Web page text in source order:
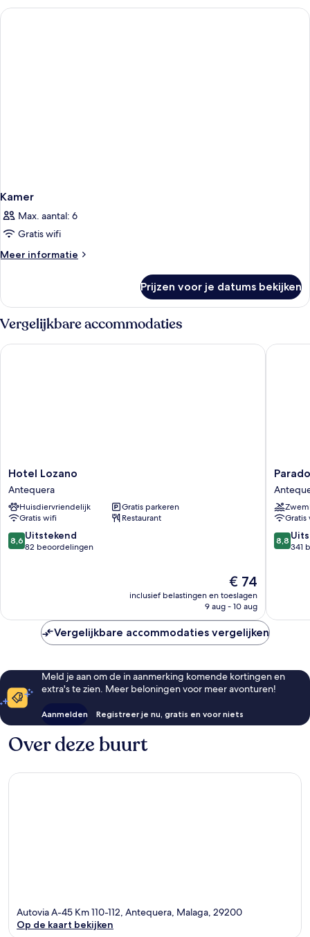
Kamer
Max. aantal: 6
Gratis wifi
Meer informatie
Meer
Prijzen voor je datums bekijken
Vergelijkbare accommodaties
Hotel
Lozano
Antequera
Hotel Lozano
Antequera
Huisdiervriendelijk
Gratis parkeren
Gratis wifi
Restaurant
8.6
van
8,6 Uitstekend
82 beoordelingen
De
prijs
is
€ 74
inclusief belastingen en toeslagen
9 aug - 10 aug
Hotel Lozano
Parador
de
Gratis
8.8
van
8,8
341
Parador
Vergelijkbare accommodaties vergelijken
Meld je aan om de in aanmerking komende kortingen en
extra's te zien. Meer beloningen voor meer avonturen!
Aanmelden Registreer je nu, gratis en voor niets
Over deze buurt
Autovia A-45 Km 110-112, Antequera, Malaga, 29200
Op de kaart bekijken